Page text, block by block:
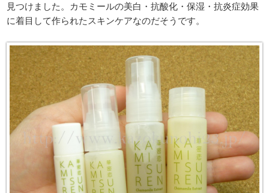
見つけました。カモミールの美白・抗酸化・保湿・抗炎症効果
に着目して作られたスキンケアなのだそうです。